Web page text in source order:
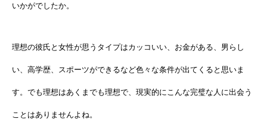
いかがでしたか。
理想の彼氏と女性が思うタイプはカッコいい、お金がある、男らし
い、高学歴、スポーツができるなど色々な条件が出てくると思いま
す。でも理想はあくまでも理想で、現実的にこんな完璧な人に出会う
ことはありませんよね。